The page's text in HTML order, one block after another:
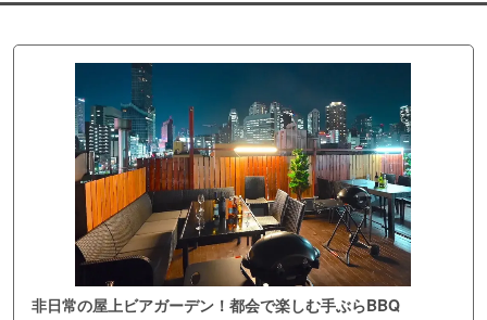
非日常の屋上ビアガーデン！都会で楽しむ手ぶらBBQ